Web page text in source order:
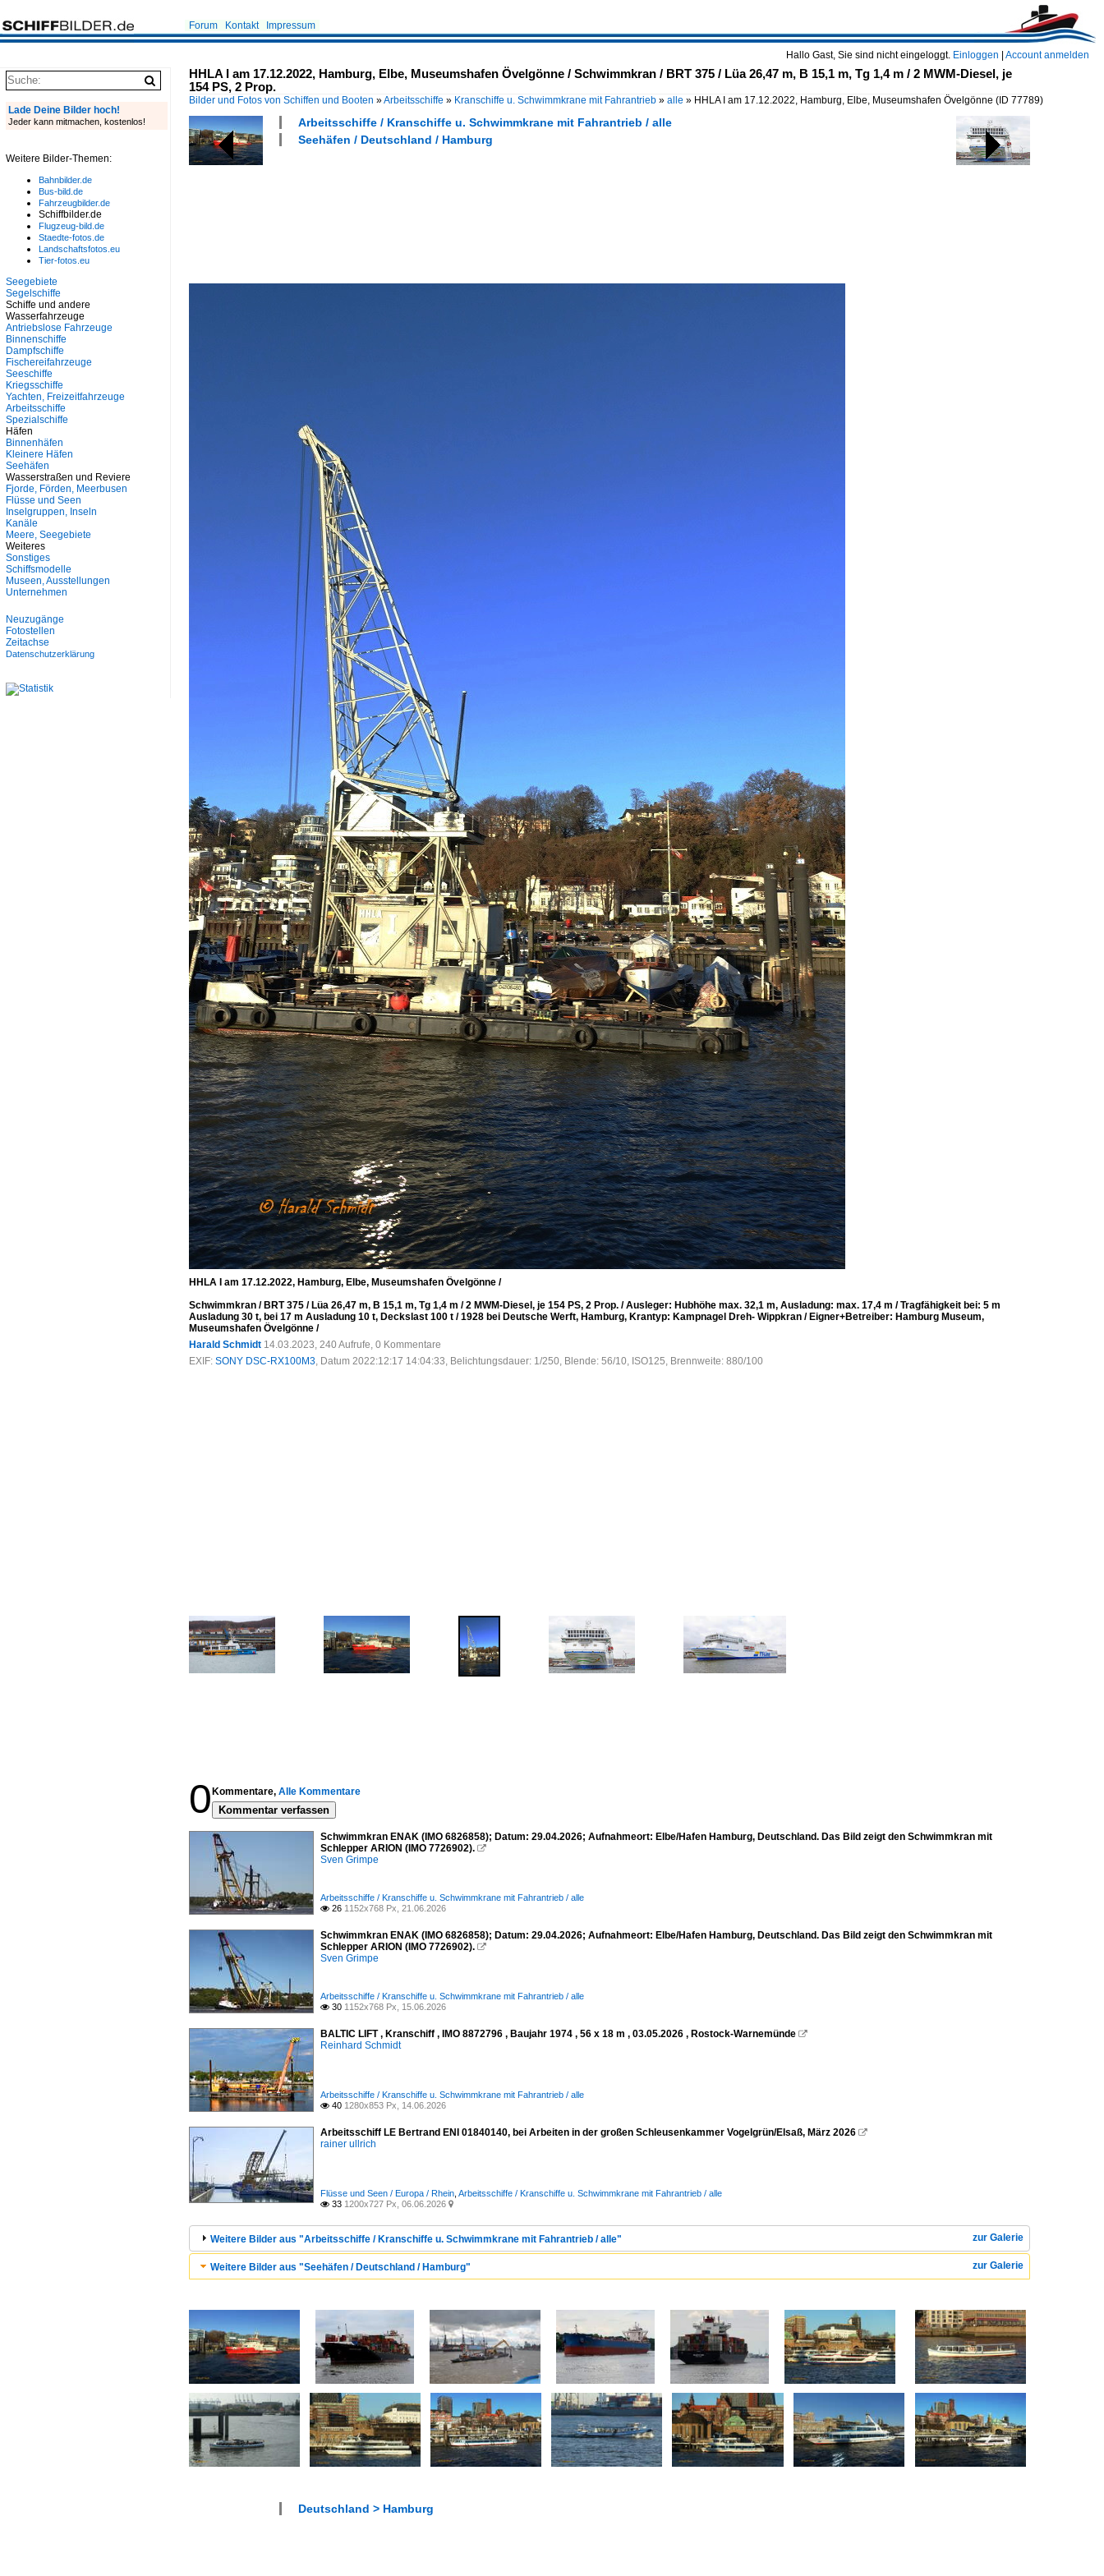
Hallo Gast, Sie sind nicht eingeloggt. Einloggen Account anmelden
Forum Kontakt Impressum
HHLA I am 17.12.2022, Hamburg, Elbe, Museumshafen Övelgönne / Schwimmkran / BRT 375 / Lüa 26,47 m, B 15,1 m, Tg 1,4 m / 2 MWM-Diesel, je
154 PS, 2 Prop.
Bilder und Fotos von Schiffen und Booten »Arbeitsschiffe » Kranschiffe u. Schwimmkrane mit Fahrantrieb » alle » HHLA I am 17.12.2022, Hamburg, Elbe, Museumshafen Övelgönne (ID 77789)
Arbeitsschiffe / Kranschiffe u. Schwimmkrane mit Fahrantrieb / alle
Seehäfen / Deutschland / Hamburg
HHLA I am 17.12.2022, Hamburg, Elbe, Museumshafen Övelgönne /
Schwimmkran / BRT 375 / Lüa 26,47 m, B 15,1 m, Tg 1,4 m / 2 MWM-Diesel, je 154 PS, 2 Prop. / Ausleger: Hubhöhe max. 32,1 m, Ausladung: max. 17,4 m / Tragfähigkeit bei: 5 m
Ausladung 30 t, bei 17 m Ausladung 10 t, Deckslast 100 t / 1928 bei Deutsche Werft, Hamburg, Krantyp: Kampnagel Dreh- Wippkran / Eigner+Betreiber: Hamburg Museum,
Museumshafen Övelgönne /
Harald Schmidt 14.03.2023, 240 Aufrufe, 0 Kommentare
EXIF: SONY DSC-RX100M3, Datum 2022:12:17 14:04:33, Belichtungsdauer: 1/250, Blende: 56/10, ISO125, Brennweite: 880/100
0 Kommentare, Alle Kommentare
Kommentar verfassen
Schwimmkran ENAK (IMO 6826858); Datum: 29.04.2026; Aufnahmeort: Elbe/Hafen Hamburg, Deutschland. Das Bild zeigt den Schwimmkran mit
Schlepper ARION (IMO 7726902). 
Sven Grimpe
Arbeitsschiffe / Kranschiffe u. Schwimmkrane mit Fahrantrieb / alle
 26 1152x768 Px, 21.06.2026
Schwimmkran ENAK (IMO 6826858); Datum: 29.04.2026; Aufnahmeort: Elbe/Hafen Hamburg, Deutschland. Das Bild zeigt den Schwimmkran mit
Schlepper ARION (IMO 7726902). 
Sven Grimpe
Arbeitsschiffe / Kranschiffe u. Schwimmkrane mit Fahrantrieb / alle
 30 1152x768 Px, 15.06.2026
BALTIC LIFT , Kranschiff , IMO 8872796 , Baujahr 1974 , 56 x 18 m , 03.05.2026 , Rostock-Warnemünde 
Reinhard Schmidt
Arbeitsschiffe / Kranschiffe u. Schwimmkrane mit Fahrantrieb / alle
 40 1280x853 Px, 14.06.2026
Arbeitsschiff LE Bertrand ENI 01840140, bei Arbeiten in der großen Schleusenkammer Vogelgrün/Elsaß, März 2026 
rainer ullrich
Flüsse und Seen / Europa / Rhein Arbeitsschiffe / Kranschiffe u. Schwimmkrane mit Fahrantrieb / alle
 33 1200x727 Px, 06.06.2026 
zur Galerie
Weitere Bilder aus "Arbeitsschiffe / Kranschiffe u. Schwimmkrane mit Fahrantrieb / alle"
zur Galerie
Weitere Bilder aus "Seehäfen / Deutschland / Hamburg"
Deutschland > Hamburg
Lade Deine Bilder hoch!
Jeder kann mitmachen, kostenlos!
Weitere Bilder-Themen:
Bahnbilder.de
Bus-bild.de
Fahrzeugbilder.de
Schiffbilder.de
Flugzeug-bild.de
Staedte-fotos.de
Landschaftsfotos.eu
Tier-fotos.eu
Seegebiete
Segelschiffe
Schiffe und andere
Wasserfahrzeuge
Antriebslose Fahrzeuge
Binnenschiffe
Dampfschiffe
Fischereifahrzeuge
Seeschiffe
Kriegsschiffe
Yachten, Freizeitfahrzeuge
Arbeitsschiffe
Spezialschiffe
Häfen
Binnenhäfen
Kleinere Häfen
Seehäfen
Wasserstraßen und Reviere
Fjorde, Förden, Meerbusen
Flüsse und Seen
Inselgruppen, Inseln
Kanäle
Meere, Seegebiete
Weiteres
Sonstiges
Schiffsmodelle
Museen, Ausstellungen
Unternehmen
Neuzugänge
Fotostellen
Zeitachse
Datenschutzerklärung